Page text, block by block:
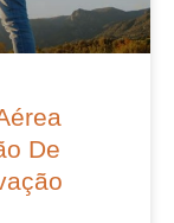
De